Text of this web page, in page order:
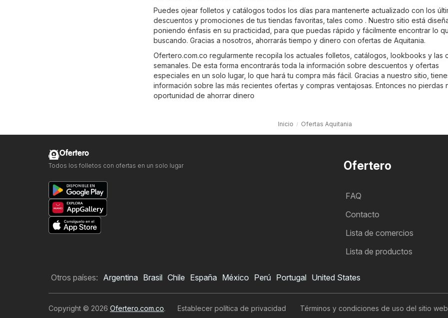
Puedes ojear folletos y catálogos todos los días para mantenerte actualizado con los
descuentos y promociones de tus tiendas favoritas, tales como . Nuestro sitio está
poniendo énfasis en su practicidad, para que puedas rápido y fácilmente encontrar lo
buscando. Gracias a nosotros, ahorrarás tiempo y dinero con ofertas de Aquitania.
Ofertero.com.co regularmente recopila los actuales folletos, catálogos, lookbooks y las
semanales. De esta forma encontrarás toda la información sobre descuentos y ofertas
especiales en un solo lugar, lo que hará tu compra más fácil. Gracias a nuestro sitio,
información sobre las más recientes ofertas y compras ventajosas. Entonces no pierdas
oportunidad de ahorrar dinero
Inicio Ofertas Aquitania
Ofertero
FAQ
Contacto
Lista de comercios
Lista de productos
Ofertero
Todos los folletos con ofertas en un solo lugar
Otros países: Argentina Brasil Chile España México Perú Portugal United States
Copyright © 2026 Ofertero.com.co. Establecer política de privacidad Términos y condiciones de uso del sitio web